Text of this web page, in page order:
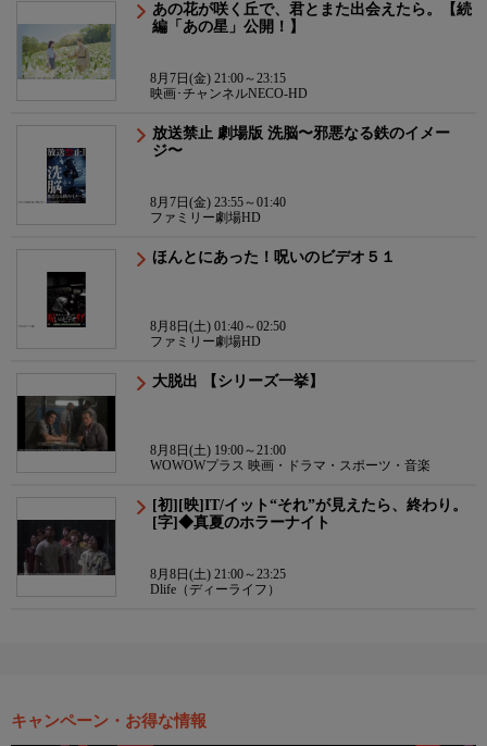
あの花が咲く丘で、君とまた出会えたら。【続
編「あの星」公開！】
8月7日(金) 21:00～23:15
映画･チャンネルNECO-HD
放送禁止 劇場版 洗脳〜邪悪なる鉄のイメー
ジ〜
8月7日(金) 23:55～01:40
ファミリー劇場HD
ほんとにあった！呪いのビデオ５１
8月8日(土) 01:40～02:50
ファミリー劇場HD
大脱出 【シリーズ一挙】
8月8日(土) 19:00～21:00
WOWOWプラス 映画・ドラマ・スポーツ・音楽
[初][映]IT/イット“それ”が見えたら、終わり。
[字]◆真夏のホラーナイト
8月8日(土) 21:00～23:25
Dlife（ディーライフ）
キャンペーン・お得な情報